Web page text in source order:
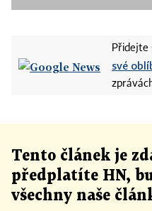
Přidejte
své
Tento článek je
předplatíte HN,
všechny naše